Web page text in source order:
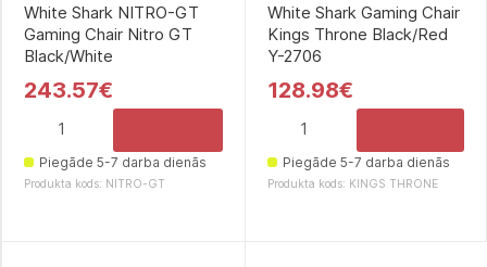
White Shark NITRO-GT
Gaming Chair Nitro GT
Black/White
243.57€
Piegāde 5-7 darba dienās
Produkta kods: NITRO-GT
White Shark Gaming Chair
Kings Throne Black/Red
Y-2706
128.98€
Piegāde 5-7 darba dienās
Produkta kods: KINGS THRONE